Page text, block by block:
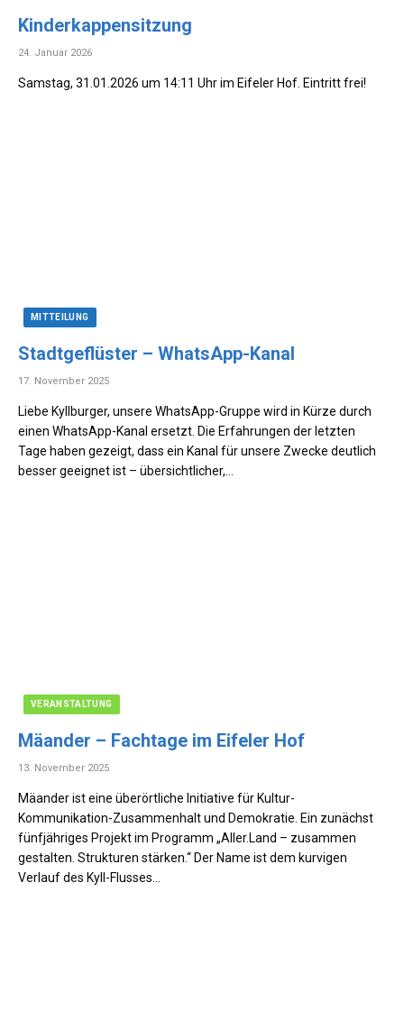
Kinderkappensitzung
24. Januar 2026
Samstag, 31.01.2026 um 14:11 Uhr im Eifeler Hof. Eintritt frei!
MITTEILUNG
Stadtgeflüster – WhatsApp-Kanal
17. November 2025
Liebe Kyllburger, unsere WhatsApp-Gruppe wird in Kürze durch
einen WhatsApp-Kanal ersetzt. Die Erfahrungen der letzten
Tage haben gezeigt, dass ein Kanal für unsere Zwecke deutlich
besser geeignet ist – übersichtlicher,…
VERANSTALTUNG
Mäander – Fachtage im Eifeler Hof
13. November 2025
Mäander ist eine überörtliche Initiative für Kultur-
Kommunikation-Zusammenhalt und Demokratie. Ein zunächst
fünfjähriges Projekt im Programm „Aller.Land – zusammen
gestalten. Strukturen stärken.“ Der Name ist dem kurvigen
Verlauf des Kyll-Flusses…